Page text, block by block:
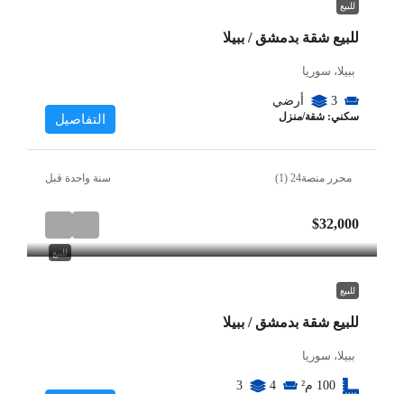
للبيع
للبيع شقة بدمشق / ببيلا
ببيلا، سوريا
3 أرضي
سكني: شقة/منزل التفاصيل
محرر منصة24 (1) ‏سنة واحدة قبل
للبيع
$32,000
للبيع
للبيع شقة بدمشق / ببيلا
ببيلا، سوريا
100 م² 4
3